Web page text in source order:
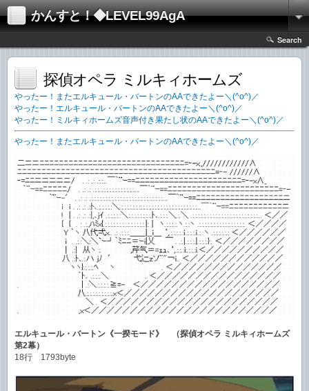
かんすと！◆LEVEL99AgA
Search
探偵オペラ ミルキィホームズ
やったー！またエルキュール・バートンのAAできたよー＼(^o^)／
やったー！エルキュール・バートンのAAできたよー＼(^o^)／
やったー！ミルキィホームズ音声付き果たし状のAAできたよー＼(^o^)／
やったー！またエルキュール・バートンのAAできたよー＼(^o^)／
エルキュール・バートン《一揆モード》 （探偵オペラ ミルキィホームズ
第2幕）
18行 1793byte